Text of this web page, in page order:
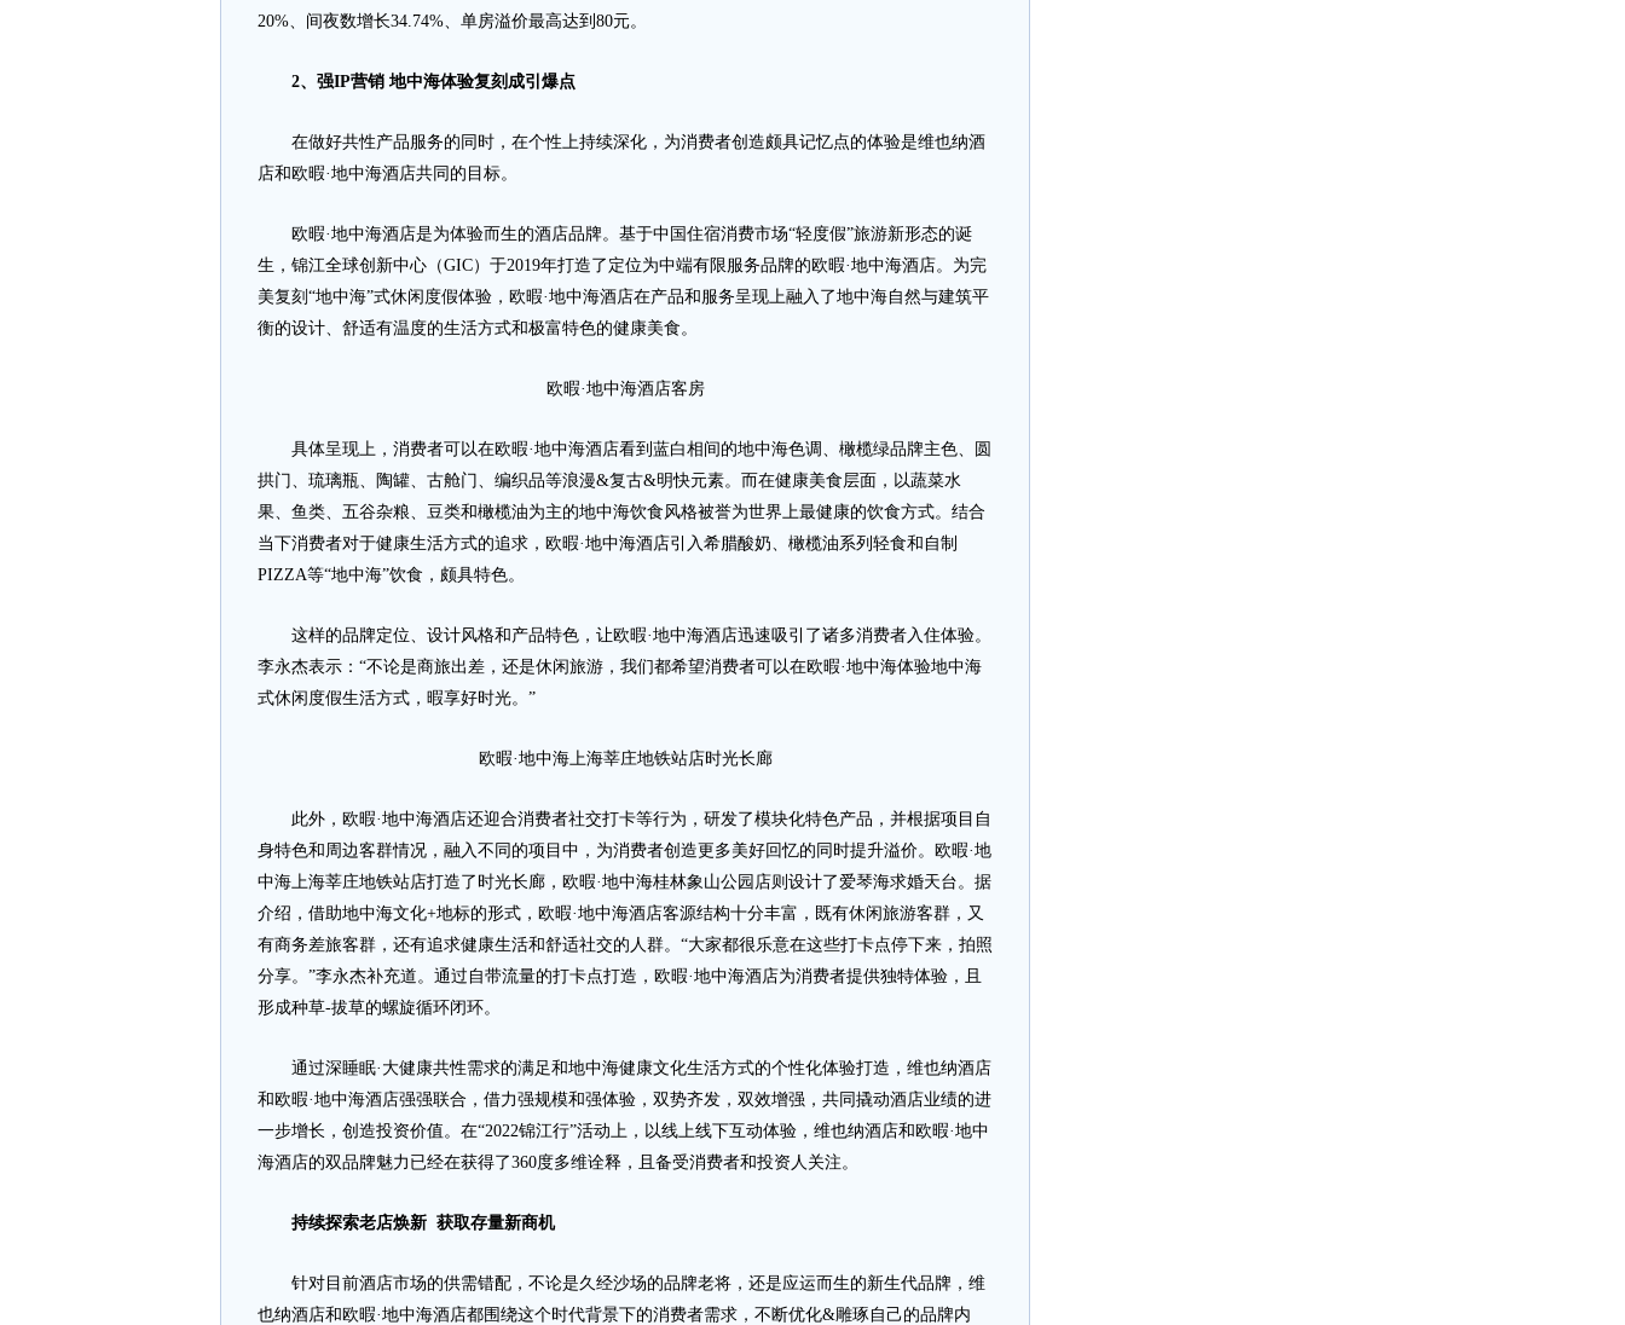
20%、间夜数增长34.74%、单房溢价最高达到80元。
2、强IP营销 地中海体验复刻成引爆点
在做好共性产品服务的同时，在个性上持续深化，为消费者创造颇具记忆点的体验是维也纳酒
店和欧暇·地中海酒店共同的目标。
欧暇·地中海酒店是为体验而生的酒店品牌。基于中国住宿消费市场“轻度假”旅游新形态的诞
生，锦江全球创新中心（GIC）于2019年打造了定位为中端有限服务品牌的欧暇·地中海酒店。为完
美复刻“地中海”式休闲度假体验，欧暇·地中海酒店在产品和服务呈现上融入了地中海自然与建筑平
衡的设计、舒适有温度的生活方式和极富特色的健康美食。
欧暇·地中海酒店客房
具体呈现上，消费者可以在欧暇·地中海酒店看到蓝白相间的地中海色调、橄榄绿品牌主色、圆
拱门、琉璃瓶、陶罐、古舱门、编织品等浪漫&复古&明快元素。而在健康美食层面，以蔬菜水
果、鱼类、五谷杂粮、豆类和橄榄油为主的地中海饮食风格被誉为世界上最健康的饮食方式。结合
当下消费者对于健康生活方式的追求，欧暇·地中海酒店引入希腊酸奶、橄榄油系列轻食和自制
PIZZA等“地中海”饮食，颇具特色。
这样的品牌定位、设计风格和产品特色，让欧暇·地中海酒店迅速吸引了诸多消费者入住体验。
李永杰表示：“不论是商旅出差，还是休闲旅游，我们都希望消费者可以在欧暇·地中海体验地中海
式休闲度假生活方式，暇享好时光。”
欧暇·地中海上海莘庄地铁站店时光长廊
此外，欧暇·地中海酒店还迎合消费者社交打卡等行为，研发了模块化特色产品，并根据项目自
身特色和周边客群情况，融入不同的项目中，为消费者创造更多美好回忆的同时提升溢价。欧暇·地
中海上海莘庄地铁站店打造了时光长廊，欧暇·地中海桂林象山公园店则设计了爱琴海求婚天台。据
介绍，借助地中海文化+地标的形式，欧暇·地中海酒店客源结构十分丰富，既有休闲旅游客群，又
有商务差旅客群，还有追求健康生活和舒适社交的人群。“大家都很乐意在这些打卡点停下来，拍照
分享。”李永杰补充道。通过自带流量的打卡点打造，欧暇·地中海酒店为消费者提供独特体验，且
形成种草-拔草的螺旋循环闭环。
通过深睡眠·大健康共性需求的满足和地中海健康文化生活方式的个性化体验打造，维也纳酒店
和欧暇·地中海酒店强强联合，借力强规模和强体验，双势齐发，双效增强，共同撬动酒店业绩的进
一步增长，创造投资价值。在“2022锦江行”活动上，以线上线下互动体验，维也纳酒店和欧暇·地中
海酒店的双品牌魅力已经在获得了360度多维诠释，且备受消费者和投资人关注。
持续探索老店焕新 获取存量新商机
针对目前酒店市场的供需错配，不论是久经沙场的品牌老将，还是应运而生的新生代品牌，维
也纳酒店和欧暇·地中海酒店都围绕这个时代背景下的消费者需求，不断优化&雕琢自己的品牌内